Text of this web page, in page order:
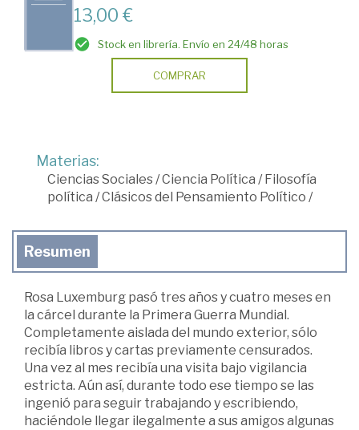
13,00 €
Stock en librería. Envío en 24/48 horas
COMPRAR
Materias:
Ciencias Sociales/Ciencia Política /Filosofía
política /Clásicos del Pensamiento Político /
Resumen
Rosa Luxemburg pasó tres años y cuatro meses en
la cárcel durante la Primera Guerra Mundial.
Completamente aislada del mundo exterior, sólo
recibía libros y cartas previamente censurados.
Una vez al mes recibía una visita bajo vigilancia
estricta. Aún así, durante todo ese tiempo se las
ingenió para seguir trabajando y escribiendo,
haciéndole llegar ilegalmente a sus amigos algunas